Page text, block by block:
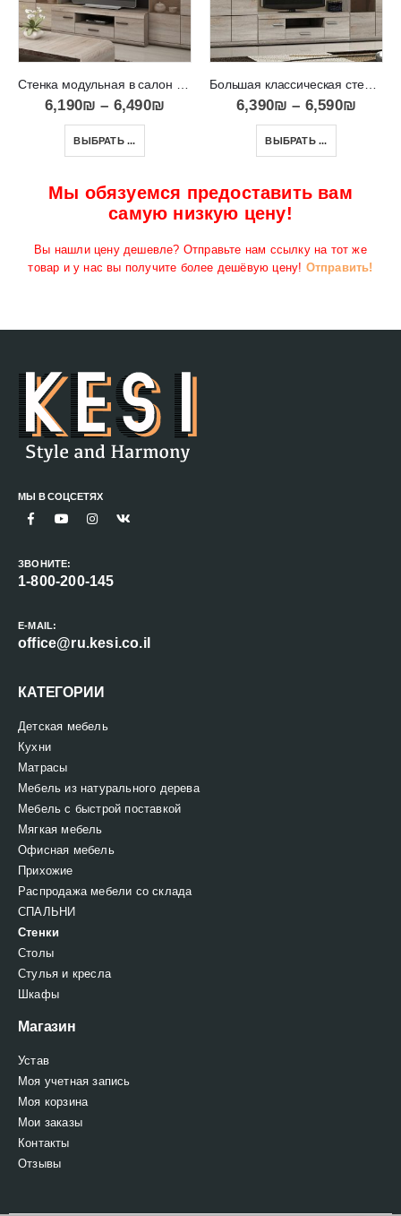
Стенка модульная в салон красивая и элегантная Link 1
6,190₪ – 6,490₪
ВЫБРАТЬ ...
Большая классическая стенка со шкафом и полками Link C
6,390₪ – 6,590₪
ВЫБРАТЬ ...
Мы обязуемся предоставить вам
самую низкую цену!
Вы нашли цену дешевле? Отправьте нам ссылку на тот же
товар и у нас вы получите более дешёвую цену! Отправить!
МЫ В СОЦСЕТЯХ
ЗВОНИТЕ:
1-800-200-145
E-MAIL:
office@ru.kesi.co.il
КАТЕГОРИИ
Детская мебель
Кухни
Матрасы
Мебель из натурального дерева
Мебель с быстрой поставкой
Мягкая мебель
Офисная мебель
Прихожие
Распродажа мебели со склада
СПАЛЬНИ
Стенки
Столы
Стулья и кресла
Шкафы
Магазин
Устав
Моя учетная запись
Моя корзина
Мои заказы
Контакты
Отзывы